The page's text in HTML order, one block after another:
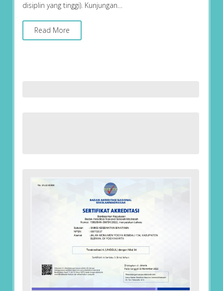
disiplin yang tinggi). Kunjungan…
Read More